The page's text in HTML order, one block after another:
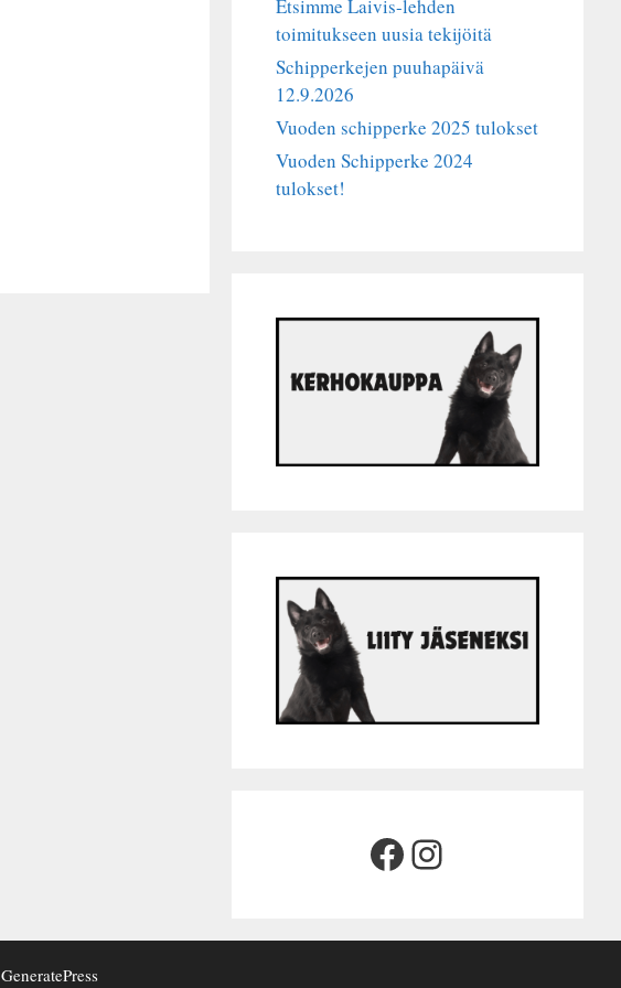
Etsimme Laivis-lehden
toimitukseen uusia tekijöitä
Schipperkejen puuhapäivä
12.9.2026
Vuoden schipperke 2025 tulokset
Vuoden Schipperke 2024
tulokset!
Facebook
Instagram
GeneratePress